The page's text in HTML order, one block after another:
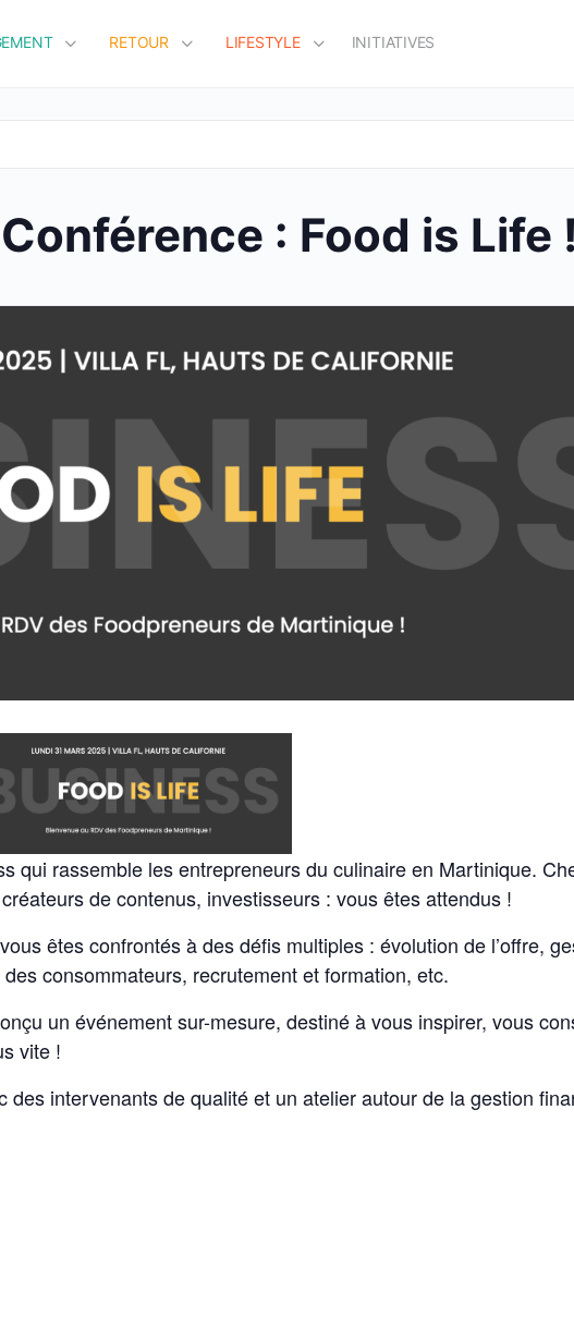
RETOUR LIFESTYLE INITIATIVES
: Food is Life !
qui rassemble les entrepreneurs du culinaire en Martinique.
de contenus, investisseurs : vous êtes attendus !
êtes confrontés à des défis multiples : évolution de l’offre,
consommateurs, recrutement et formation, etc.
un événement sur-mesure, destiné à vous inspirer, vous
vite !
intervenants de qualité et un atelier autour de la gestion